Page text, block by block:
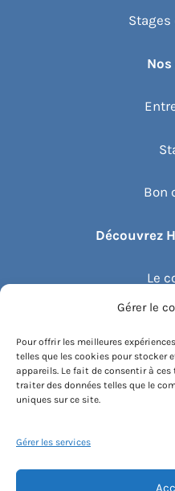
Gérer le
Pour offrir les meilleures
telles que les cookies pour stocker
appareils. Le fait de consentir à
traiter des données telles que le
uniques sur ce site.
Gérer les services
Bon
Découvrez
Le